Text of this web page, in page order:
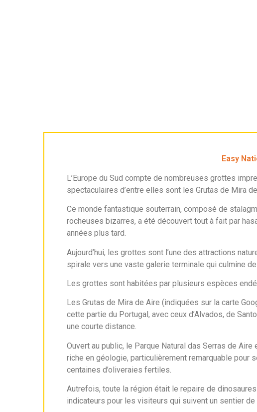
Easy
L’Europe du Sud compte de nombreuses grottes
spectaculaires d’entre elles sont les Grutas de Mira
Ce monde fantastique souterrain, composé de
rocheuses bizarres, a été découvert tout à fait par
années plus tard.
Aujourd’hui, les grottes sont l’une des attractions
spirale vers une vaste galerie terminale qui culmine
Les grottes sont habitées par plusieurs espèces
Les Grutas de Mira de Aire (indiquées sur la carte
cette partie du Portugal, avec ceux d’Alvados, de
une courte distance.
Ouvert au public, le Parque Natural das Serras de
riche en géologie, particulièrement remarquable
centaines d’oliveraies fertiles.
Autrefois, toute la région était le repaire de
indicateurs pour les visiteurs qui suivent un sentier de